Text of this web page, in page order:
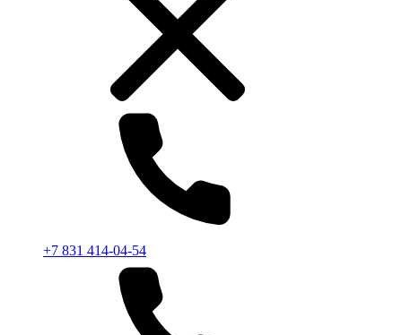
+7 831 414-04-54